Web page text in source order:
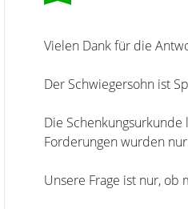
Vielen Dank für die
Der Schwiegersohn ist
Die
Forderungen wurden
Unsere Frage ist nur, ob